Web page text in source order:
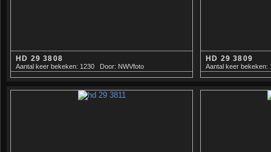
HD 29 3808
Aantal keer bekeken: 1230 Door: NWVfoto
HD 29 3809
Aantal keer bekeken: